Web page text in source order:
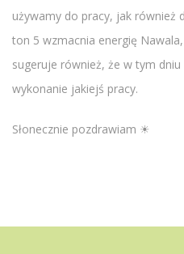
używamy do pracy, jak również
ton 5 wzmacnia energię
sugeruje również, że w tym
wykonanie jakiejś pracy.
Słonecznie pozdrawiam ☀